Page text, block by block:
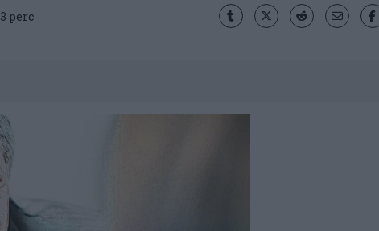
3 perc